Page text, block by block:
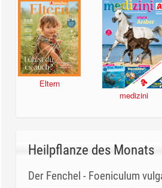
Eltern
medizini
Heilpflanze des Monats
Der Fenchel - Foeniculum